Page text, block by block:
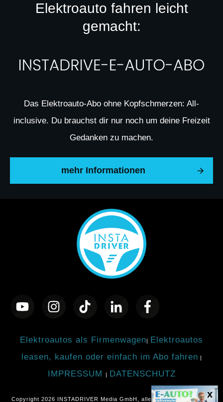
Elektroauto fahren leicht
gemacht:
Das Elektroauto-Abo ohne Kopfschmerzen: All-
inclusive. Du brauchst dir nur noch um deine Freizeit
Gedanken zu machen.
mehr Informationen
Elektroautos als Firmenwagen| Elektroautos
leasen, kaufen oder einfach im Abo fahren |
IMPRESSUM | DATENSCHUTZ
Copyright 2026 INSTADRIVER Media GmbH , alle Rechte vorbehalten.